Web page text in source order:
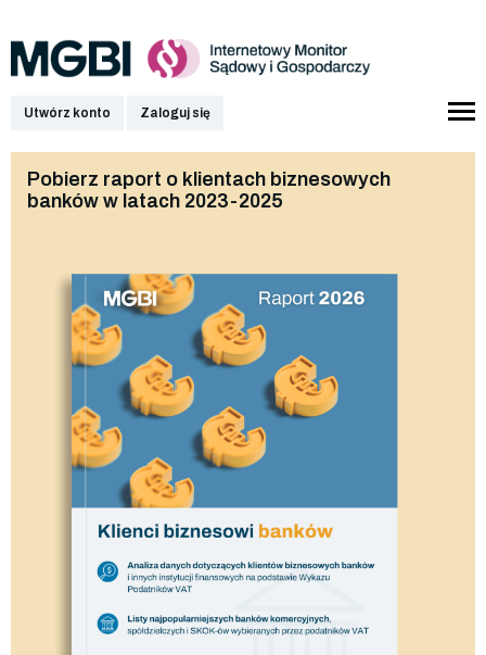
Utwórz konto Zaloguj się
Pobierz raport o klientach biznesowych
banków w latach 2023-2025